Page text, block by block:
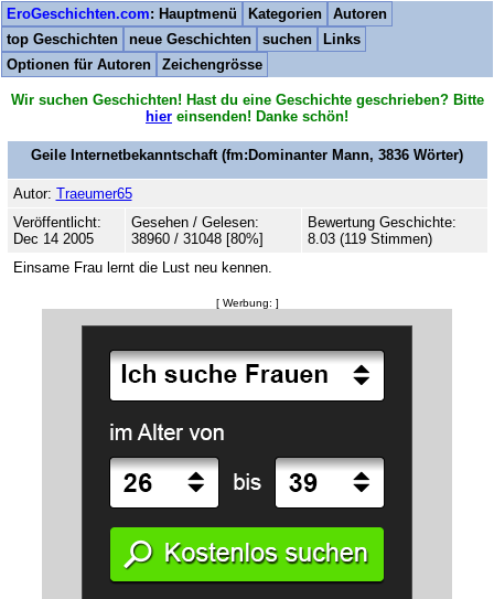
EroGeschichten.com: Hauptmenü Kategorien
Autoren
top Geschichten
neue Geschichten suchen
Links
Optionen für Autoren
Zeichengrösse
Wir suchen Geschichten! Hast du eine Geschichte geschrieben? Bitte
hier einsenden! Danke schön!
Geile Internetbekanntschaft (fm:Dominanter Mann, 3836 Wörter)
Autor: Traeumer65
Veröffentlicht:
Dec 14 2005
Gesehen / Gelesen:
38960 / 31048 [80%]
Bewertung Geschichte:
8.03 (119 Stimmen)
Einsame Frau lernt die Lust neu kennen.
[ Werbung: ]